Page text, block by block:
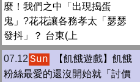
麼！我們之中「出現搗蛋
鬼」?花花讓各務孝太「瑟瑟
發抖」？ 台東(上
07.12 Sun
【飢餓遊戲】飢餓
粉絲最愛的還沒開始就「討價